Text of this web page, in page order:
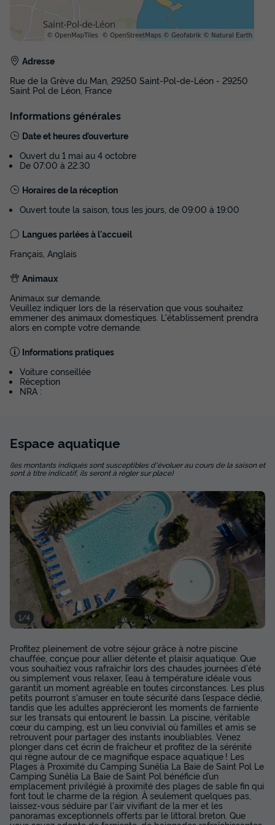
chambres - 25m²
Annulation gratuite
25m² 4
Terrasse semi-couverte Animaux autorisés *
Congélateur
Réfrigérateur
+ 5
MOBILHOME 4 personnes - Confort - 2 chambres - 25m²
du27/09/2026au04/10/2026
Meilleur prix pour 7 nuits
Voir les disponibilités
MOBILHOME 4 personnes - Confort - 2
chambres - 27m²
Surface
27m²
Adultes
4
Chambres
2
Salle de bain
1
Terrasse semi-couverte Animaux autorisés *
Cafetière
Congélateur
Réfrigérateur
+ 5
MOBILHOME 4 personnes - Confort - 2 chambres - 27m²
du26/09/2026au 03/10/2026
Meilleur prix pour 7 nuits
374 €
336,60 €
Prix de comparaison
-10%
d'économie
Voir les disponibilités
Adresse
Rue de la Grève du Man, 29250 Saint-Pol-de-Léon - 29250
Saint Pol de Léon, France
Informations générales
Date et heures d’ouverture
Ouvert du 1 mai au 4 octobre
De 07:00 à 22:30
Horaires de la réception
Ouvert toute la saison, tous les jours, de 09:00 à 19:00
Langues parlées à l'accueil
Français, Anglais
Animaux
Animaux sur demande.
Veuillez indiquer lors de la réservation que vous souhaitez
emmener des animaux domestiques. L'établissement prendra
alors en compte votre demande.
Informations pratiques
Voiture conseillée
Réception
NRA :
Espace aquatique
(les montants indiqués sont susceptibles d'évoluer au cours de la saison et
sont à titre indicatif, ils seront à régler sur place)
1/4
Profitez pleinement de votre séjour grâce à notre piscine
chauffée, conçue pour allier détente et plaisir aquatique. Que
vous souhaitiez vous rafraîchir lors des chaudes journées d'été
ou simplement vous relaxer, l’eau à température idéale vous
garantit un moment agréable en toutes circonstances. Les plus
petits pourront s'amuser en toute sécurité dans l’espace dédié,
tandis que les adultes apprécieront les moments de farniente
sur les transats qui entourent le bassin. La piscine, véritable
cœur du camping, est un lieu convivial où familles et amis se
retrouvent pour partager des instants inoubliables. Venez
plonger dans cet écrin de fraîcheur et profitez de la sérénité
qui règne autour de ce magnifique espace aquatique ! Les
Plages à Proximité du Camping Sunêlia La Baie de Saint Pol Le
Camping Sunêlia La Baie de Saint Pol bénéficie d’un
emplacement privilégié à proximité des plages de sable fin qui
font tout le charme de la région. À seulement quelques pas,
laissez-vous séduire par l'air vivifiant de la mer et les
panoramas exceptionnels offerts par le littoral breton. Que